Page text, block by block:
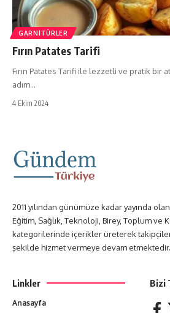
GARNITÜRLER
Fırın Patates Tarifi
Fırın Patates Tarifi ile lezzetli ve pratik bir
adım…
4 Ekim 2024
2011 yılından günümüze kadar yayında olan
Eğitim, Sağlık, Teknoloji, Birey, Toplum ve
kategorilerinde içerikler üreterek
şekilde hizmet vermeye devam etmektedir.
Linkler
Anasayfa
Bizi